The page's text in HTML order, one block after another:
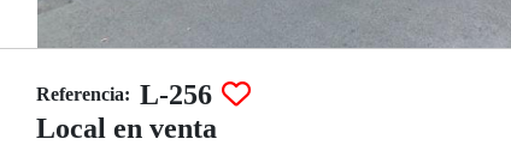
Referencia: L-256
Local en venta